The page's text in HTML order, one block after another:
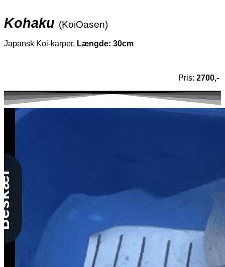
Kohaku (KoiOasen)
Japansk Koi-karper, Længde: 30cm
Pris: 2700,-